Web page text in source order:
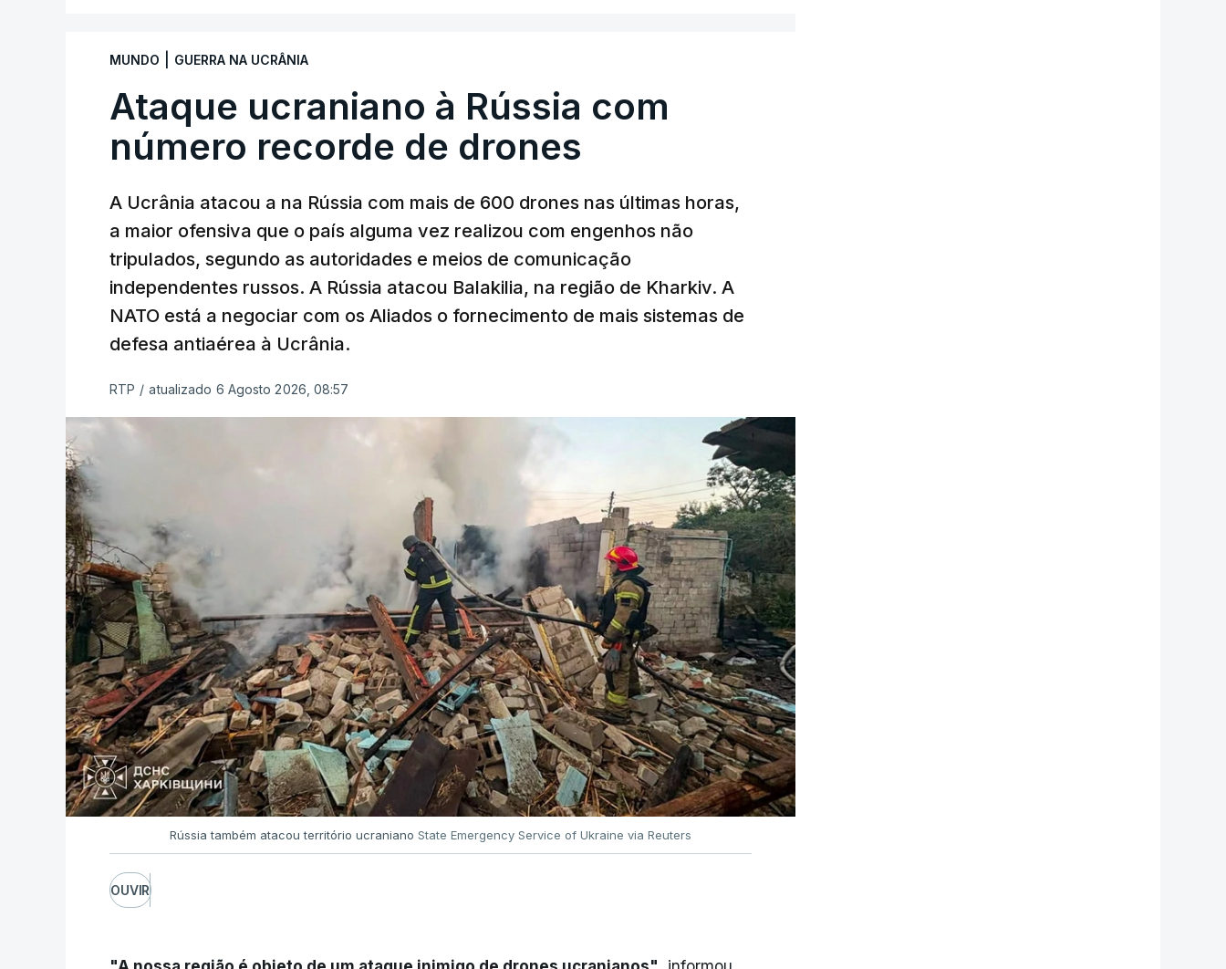
MUNDO GUERRA NA UCRÂNIA
Ataque ucraniano à Rússia com
número recorde de drones
A Ucrânia atacou a na Rússia com mais de 600 drones nas últimas horas,
a maior ofensiva que o país alguma vez realizou com engenhos não
tripulados, segundo as autoridades e meios de comunicação
independentes russos. A Rússia atacou Balakilia, na região de Kharkiv. A
NATO está a negociar com os Aliados o fornecimento de mais sistemas de
defesa antiaérea à Ucrânia.
RTP / atualizado 6 Agosto 2026, 08:57
Rússia também atacou território ucraniano State Emergency Service of Ukraine via Reuters
OUVIR